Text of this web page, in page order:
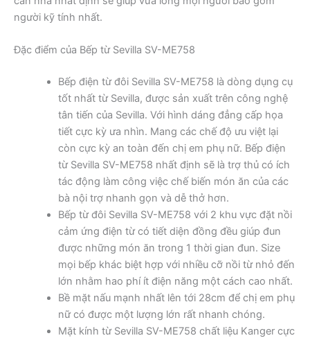
người kỹ tính nhất.
Đặc điểm của Bếp từ Sevilla SV-ME758
Bếp điện từ đôi Sevilla SV-ME758 là dòng dụng cụ
tốt nhất từ Sevilla, được sản xuất trên công nghệ
tân tiến của Sevilla. Với hình dáng đẳng cấp họa
tiết cực kỳ ưa nhìn. Mang các chế độ ưu việt lại
còn cực kỳ an toàn đến chị em phụ nữ. Bếp điện
từ Sevilla SV-ME758 nhất định sẽ là trợ thủ có ích
tác động làm công việc chế biến món ăn của các
bà nội trợ nhanh gọn và dễ thở hơn.
Bếp từ đôi Sevilla SV-ME758 với 2 khu vực đặt nồi
cảm ứng điện từ có tiết diện đồng đều giúp đun
được những món ăn trong 1 thời gian đun. Size
mọi bếp khác biệt hợp với nhiều cỡ nồi từ nhỏ đến
lớn nhằm hao phí ít điện năng một cách cao nhất.
Bề mặt nấu mạnh nhất lên tới 28cm để chị em phụ
nữ có được một lượng lớn rất nhanh chóng.
Mặt kính từ Sevilla SV-ME758 chất liệu Kanger cực